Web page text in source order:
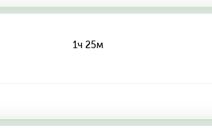
1ч 25м